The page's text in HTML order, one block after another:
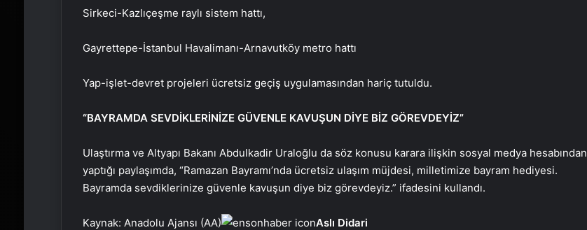
Sirkeci-Kazlıçeşme raylı sistem hattı,
Gayrettepe-İstanbul Havalimanı-Arnavutköy metro hattı
Yap-işlet-devret projeleri ücretsiz geçiş uygulamasından hariç tutuldu.
“BAYRAMDA SEVDİKLERİNİZE GÜVENLE KAVUŞUN DİYE BİZ GÖREVDEYİZ”
Ulaştırma ve Altyapı Bakanı Abdulkadir Uraloğlu da söz konusu karara ilişkin sosyal medya hesabından
yaptığı paylaşımda, “Ramazan Bayramı’nda ücretsiz ulaşım müjdesi, milletimize bayram hediyesi.
Bayramda sevdiklerinize güvenle kavuşun diye biz görevdeyiz.” ifadesini kullandı.
Kaynak: Anadolu Ajansı (AA)
Aslı Didari
Bigo Elmas Bayi – Güvenli, Hızlı ve
Uygun Fiyatlı Elmas Satın Almanın
Datahost İle Güvenilir Sunucu
Hizmetleri